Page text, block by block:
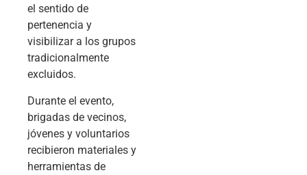
el sentido de
pertenencia y
visibilizar a los grupos
tradicionalmente
excluidos.
Durante el evento,
brigadas de vecinos,
jóvenes y voluntarios
recibieron materiales y
herramientas de